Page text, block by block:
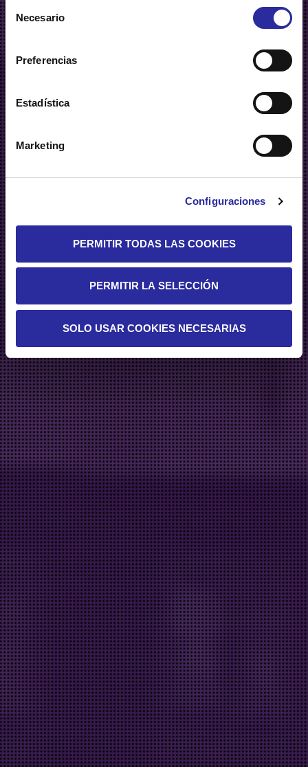
más información, puede consultar nuestra
Política de
Necesario
Preferencias
Estadística
Marketing
Configuraciones
PERMITIR TODAS LAS COOKIES
PERMITIR LA SELECCIÓN
SOLO USAR COOKIES NECESARIAS